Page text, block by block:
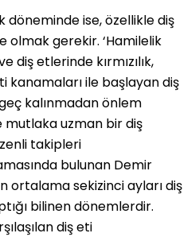
döneminde ise, özellikle diş
olmak gerekir. ‘Hamilelik
diş etlerinde kırmızılık,
kanamaları ile başlayan diş
kalınmadan önlem
mutlaka uzman bir diş
takipleri
bulunan Demir
ortalama sekizinci ayları diş
bilinen dönemlerdir.
diş eti